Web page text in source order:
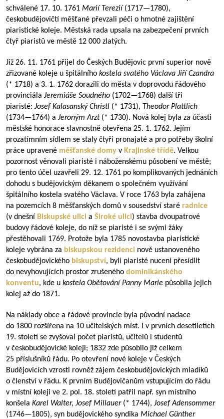
schválené 17. 10. 1761 Marií Terezií(1717—1780),
českobudějovičtí měšťané převzali péči o hmotné zajištění
piaristické koleje. Městská rada upsala na zabezpečení prvních
čtyř piaristů ve městě 12 000 zlatých.
Již 26. 11. 1761 přijel do Českých Budějovic první superior nově
zřizované koleje u špitálního kostela svatého Václava Jiří Czandra
(* 1718) a 3. 1. 1762 dorazili do města v doprovodu řádového
provinciála Jeremiáše Soudného (1702—1768) další tři
piaristé: Josef Kalasanský Christl (* 1731), Theodor Plattlich
(1734—1764) a Jeroným Arzt(* 1730). Nová kolej byla za účasti
městské honorace slavnostně otevřena 25. 1. 1762. Jejím
prozatímním sídlem se staly čtyři pronajaté a pro potřeby školní
práce upravené měšťanské domy v Krajinské třídě. Velkou
pozornost věnovali piaristé i náboženskému působení ve městě;
pro tento účel uzavřeli 29. 12. 1761 po komplikovaných jednáních
dohodu s budějovickým děkanem o společném využívání
špitálního kostela svatého Václava. V roce 1763 byla zahájena
na pozemcích 8 měšťanských domů v sousedství staré radnice
(v dnešní Biskupské ulici a Široké ulici) stavba dvoupatrové
budovy řádové koleje, do níž se piaristé i se svými žáky
přestěhovali 1769. Protože byla 1785 novostavba piaristické
koleje vybrána za biskupskou rezidenci nově ustanoveného
českobudějovického biskupství, byli piaristé nuceni přesídlit
do nevyhovujících prostor zrušeného dominikánského
konventu, kde u kostela Obětování Panny Marie působila jejich
kolej až do 1871.
Na náklady obce a řádové provincie byla původní nadace
do 1800 rozšířena na 10 učitelských míst. I v prvních desetiletích
19. století se zvyšoval počet piaristů, učitelů i studentů
v českobudějovické koleji; 1832 zde působilo již celkem
25 příslušníků řádu. Po otevření nové koleje v Českých
Budějovicích vzrostl rovněž zájem českobudějovických mladíků
o členství v řádu. K prvním Budějovičanům vstupujícím do řádu
v místní koleji ve 2. pol. 18. století patřil např. syn místního
konšela Karel Walter, Josef Millauer(* 1744), Josef Adensommer
(1746—1805), syn budějovického syndika Michael Günther